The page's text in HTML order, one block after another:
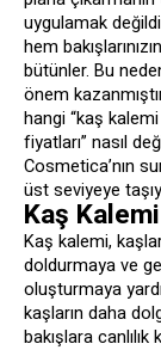
uygulamak
hem
bütünler. Bu
önem
hangi “kaş
fiyatları” nasıl
Cosmetica’nın
üst seviyeye
Kaş
Kaş kalemi,
doldurmaya ve
oluşturmaya
kaşların daha
bakışlara